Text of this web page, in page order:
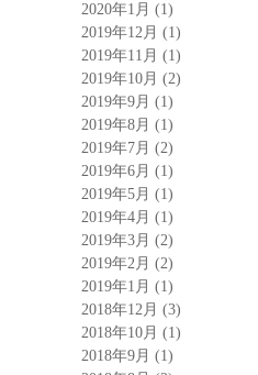
2020年1月 (1)
2019年12月 (1)
2019年11月 (1)
2019年10月 (2)
2019年9月 (1)
2019年8月 (1)
2019年7月 (2)
2019年6月 (1)
2019年5月 (1)
2019年4月 (1)
2019年3月 (2)
2019年2月 (2)
2019年1月 (1)
2018年12月 (3)
2018年10月 (1)
2018年9月 (1)